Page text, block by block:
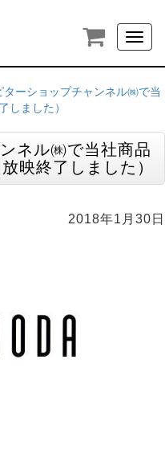
ターショップチャンネル㈱で当
しました）
ネル㈱で当社商品
映終了しました）
2018年1月30日